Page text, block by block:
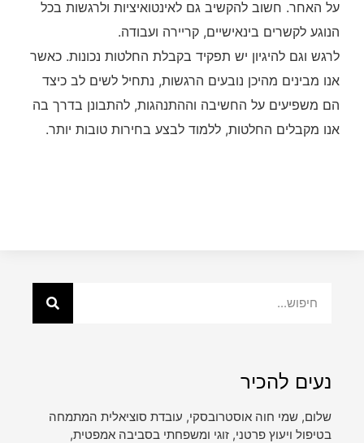
על האחר. חשוב להקשיב גם לאינטואיציות ולרגשות בכל
הנוגע לקשרים בינאישיים, קריירה ועבודה.
לרגש וגם להיגיון יש תפקיד בקבלת החלטות נכונות. כאשר
אנו מבינים מהיכן נובעים הרגשות, נתחיל לשים לב כיצד
הם משפיעים על החשיבה וההתנהגות, להתבונן בדרך בה
אנו מקבלים החלטות, ללמוד לבצע בחירות טובות יותר.
נעים להכיר
שלום, שמי חוה אוסטרובסקי, עובדת סוציאלית המתמחה
בטיפול ויעוץ פרטני, זוגי ומשפחתי בסביבה אמפטית,